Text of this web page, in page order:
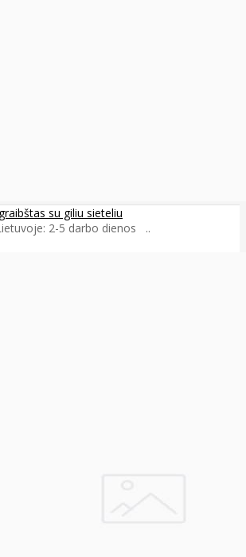
su giliu sieteliu
2-5 darbo dienos ..